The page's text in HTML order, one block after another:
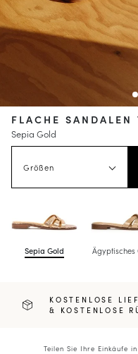
FLACHE SANDALEN
Sepia Gold
Größen
Sepia Gold Ägyptisches
KOSTENLOSE
& KOSTENLOSE
Teilen Sie Ihre Einkäufe in